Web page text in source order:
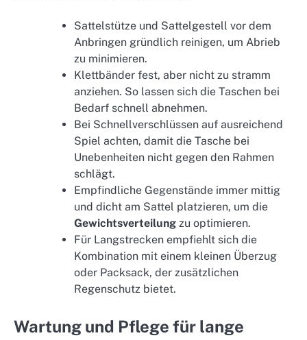
Sattelstütze und Sattelgestell vor dem
Anbringen gründlich reinigen, um Abrieb
zu minimieren.
Klettbänder fest, aber nicht zu stramm
anziehen. So lassen sich die Taschen bei
Bedarf schnell abnehmen.
Bei Schnellverschlüssen auf ausreichend
Spiel achten, damit die Tasche bei
Unebenheiten nicht gegen den Rahmen
schlägt.
Empfindliche Gegenstände immer mittig
und dicht am Sattel platzieren, um die
Gewichtsverteilung zu optimieren.
Für Langstrecken empfiehlt sich die
Kombination mit einem kleinen Überzug
oder Packsack, der zusätzlichen
Regenschutz bietet.
Wartung und Pflege für lange